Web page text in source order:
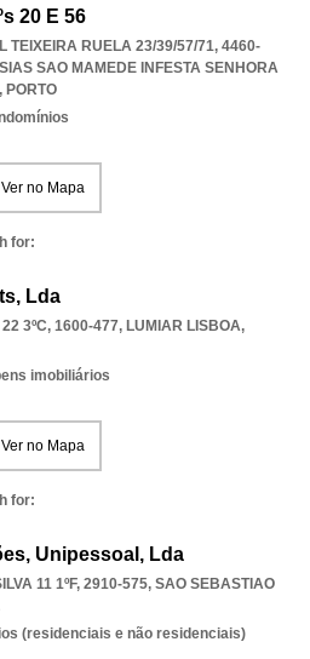
20 E 56
TEIXEIRA RUELA 23/39/57/71, 4460-
SAO MAMEDE INFESTA SENHORA
, PORTO
Ver no Mapa
for:
Lda
3ºC, 1600-477, LUMIAR LISBOA,
imobiliários
Ver no Mapa
for:
Unipessoal, Lda
11 1ºF, 2910-575, SAO SEBASTIAO
(residenciais e não residenciais)